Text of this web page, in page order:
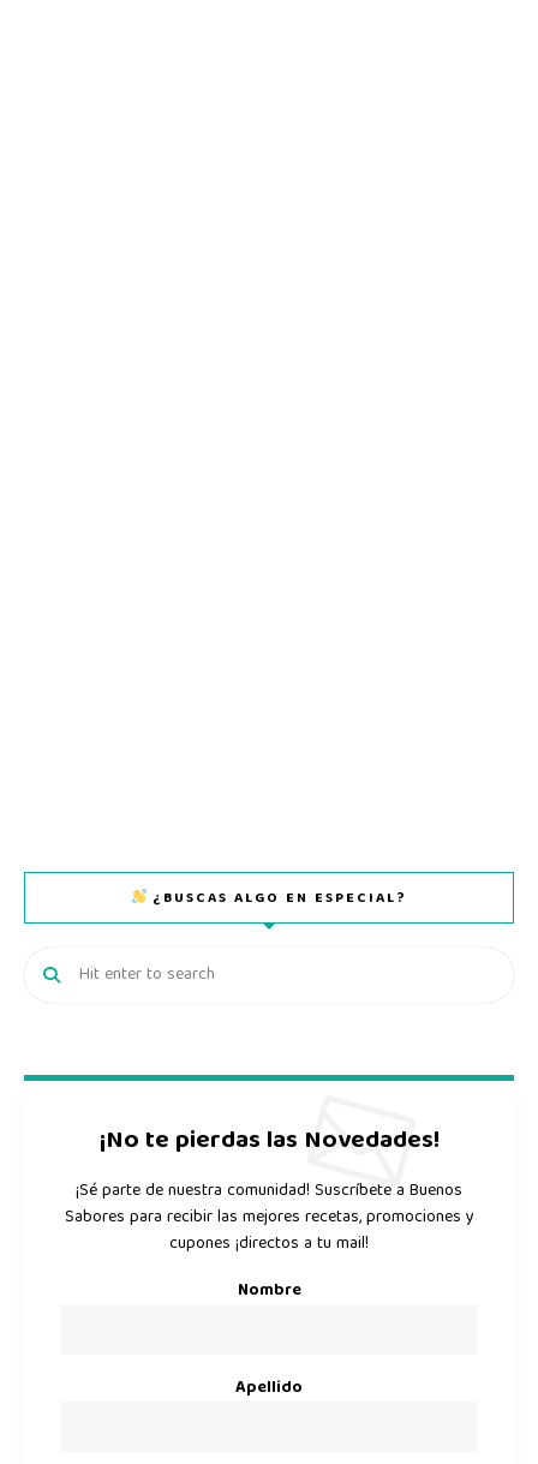
¿BUSCAS ALGO EN ESPECIAL?
¡No te pierdas las Novedades!
¡Sé parte de nuestra comunidad! Suscríbete a Buenos
Sabores para recibir las mejores recetas, promociones y
cupones ¡directos a tu mail!
Nombre
Apellido